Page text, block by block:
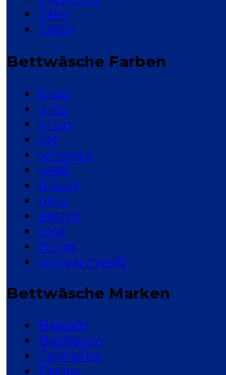
Satin
Seide
Bettwäsche Farben
blau
grau
grün
rot
schwarz
weiß
braun
gelb
petrol
rosa
türkis
schwarz weiß
Bettwäsche Marken
Bassetti
Bierbaum
CelinaTex
Disney